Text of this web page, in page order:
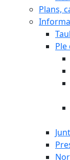
Plans,